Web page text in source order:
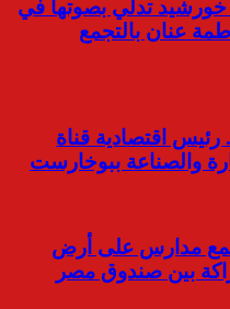
خورشيد تدلي بصوتها في
عنان بالتجمع
رئيس اقتصادية قناة
والصناعة ببوخارست
مدارس على أرض
بين صندوق مصر